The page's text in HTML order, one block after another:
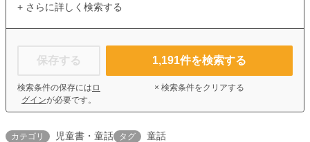
+ さらに詳しく検索する
保存する
検索条件の保存には ロ
グインが必要です。
1,191件を検索する
× 検索条件をクリアする
カテゴリ 児童書・童話 タグ 童話